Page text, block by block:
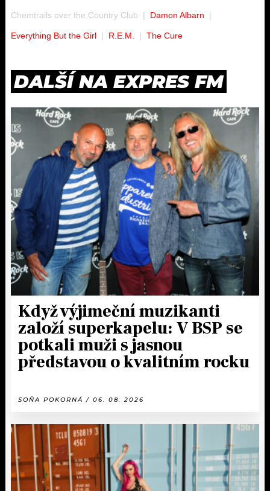
Chemtrails over the Country Club Damon Albarn
Everything But the Girl R.E.M. The Cure
DALŠÍ NA EXPRES FM
Když výjimeční muzikanti
založí superkapelu: V BSP se
potkali muži s jasnou
představou o kvalitním rocku
SOŇA POKORNÁ / 06. 08. 2026